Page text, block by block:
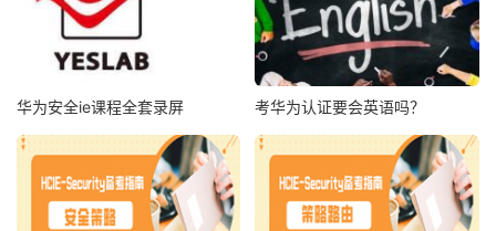
华为安全ie课程全套录屏 考华为认证要会英语吗？